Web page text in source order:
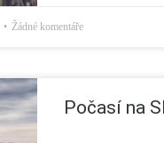
Žádné komentáře
Počasí na